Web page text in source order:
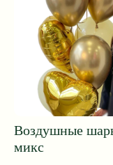
Воздушные
микс
Принимаем заказы и
Собираем
Доставка с